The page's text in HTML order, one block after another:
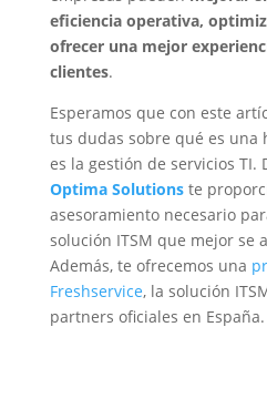
eficiencia operativa,
ofrecer una mejor
clientes.
Esperamos que con este
tus dudas sobre qué es una
es la gestión de servicios TI.
Optima Solutions te
asesoramiento necesario
solución ITSM que mejor se
Además, te ofrecemos una
Freshservice, la solución
partners oficiales en España.